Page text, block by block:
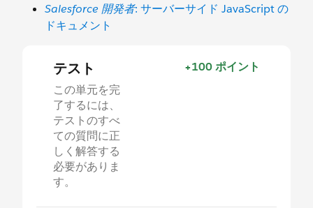
Salesforce 開発者: サーバーサイド JavaScript の
ドキュメント